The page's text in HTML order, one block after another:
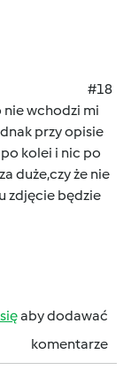
#18
nie wchodzi mi
przy opisie
kolei i nic po
duże,czy że nie
zdjęcie będzie
aby dodawać
komentarze